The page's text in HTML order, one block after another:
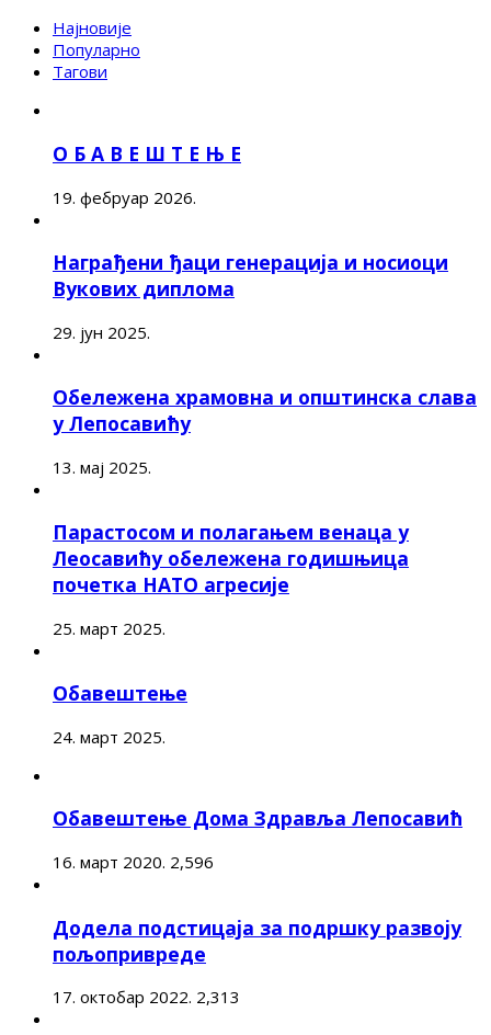
Најновије
Популарно
Тагови
О Б А В Е Ш Т Е Њ Е
19. фебруар 2026.
Награђени ђаци генерација и носиоци
Вукових диплома
29. јун 2025.
Обележена храмовна и општинска слава
у Лепосавићу
13. мај 2025.
Парастосом и полагањем венаца у
Леосавићу обележена годишњица
почетка НАТО агресије
25. март 2025.
Обавештење
24. март 2025.
Обавештење Дома Здравља Лепосавић
16. март 2020. 2,596
Додела подстицаја за подршку развоју
пољопривреде
17. октобар 2022. 2,313